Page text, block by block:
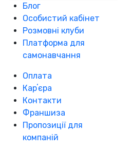
Блог
Особистий кабінет
Розмовні клуби
Платформа для
самонавчання
Оплата
Карʼєра
Контакти
Франшиза
Пропозиції для
компаній